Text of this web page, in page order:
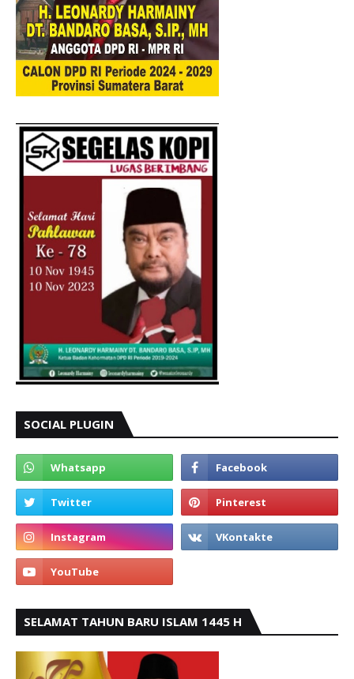
SOCIAL PLUGIN
SELAMAT TAHUN BARU ISLAM 1445 H